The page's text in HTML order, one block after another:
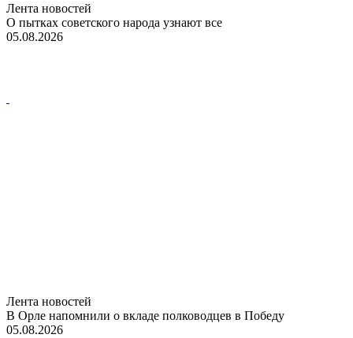
Лента новостей
О пытках советского народа узнают все
05.08.2026
Лента новостей
В Орле напомнили о вкладе полководцев в Победу
05.08.2026